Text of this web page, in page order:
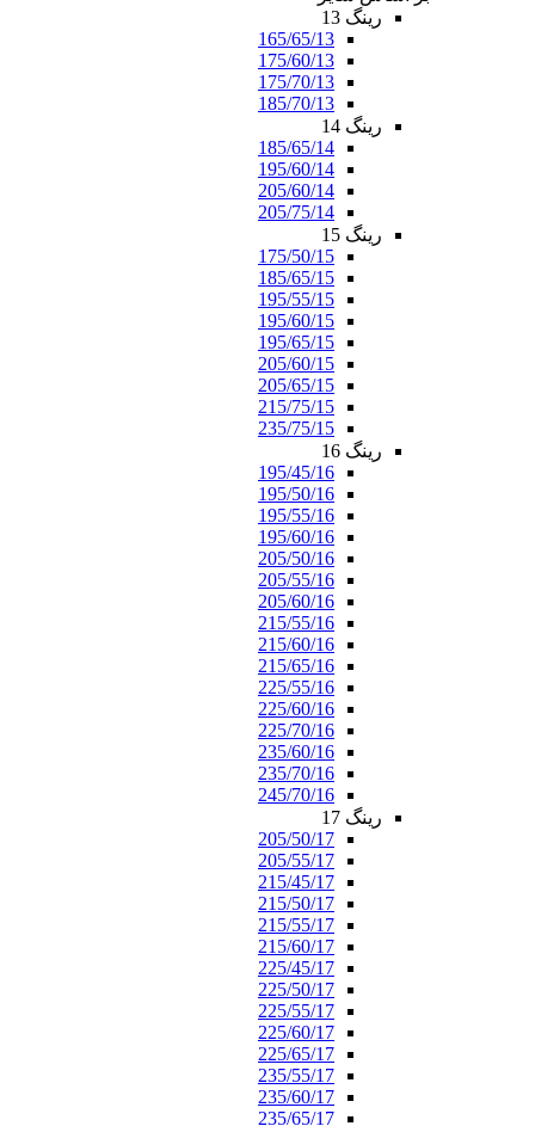
رینگ 13
165/65/13
175/60/13
175/70/13
185/70/13
رینگ 14
185/65/14
195/60/14
205/60/14
205/75/14
رینگ 15
175/50/15
185/65/15
195/55/15
195/60/15
195/65/15
205/60/15
205/65/15
215/75/15
235/75/15
رینگ 16
195/45/16
195/50/16
195/55/16
195/60/16
205/50/16
205/55/16
205/60/16
215/55/16
215/60/16
215/65/16
225/55/16
225/60/16
225/70/16
235/60/16
235/70/16
245/70/16
رینگ 17
205/50/17
205/55/17
215/45/17
215/50/17
215/55/17
215/60/17
225/45/17
225/50/17
225/55/17
225/60/17
225/65/17
235/55/17
235/60/17
235/65/17